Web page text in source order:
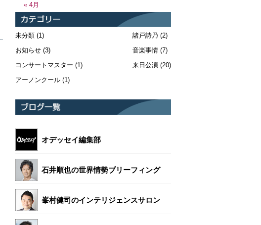
« 4月
未分類 (1)
お知らせ (3)
コンサートマスター (1)
アーノンクール (1)
諸戸詩乃 (2)
音楽事情(7)
来日公演(20)
オデッセイ編集部
石井順也の世界情勢ブリーフィング
峯村健司のインテリジェンスサロン